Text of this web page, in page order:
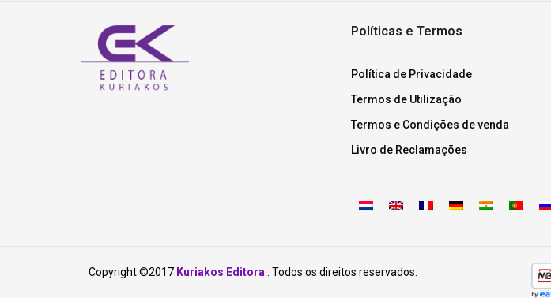
Políticas e Termos
Política de Privacidade
Termos de Utilização
Termos e Condições de venda
Livro de Reclamações
Copyright ©2017 Kuriakos Editora . Todos os direitos reservados.